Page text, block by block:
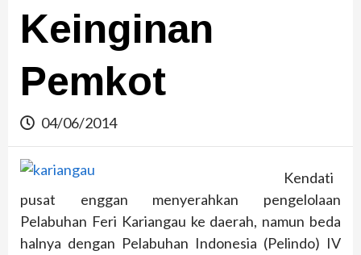
Keinginan
Pemkot
04/06/2014
Kendati
pusat enggan menyerahkan pengelolaan
Pelabuhan Feri Kariangau ke daerah, namun beda
halnya dengan Pelabuhan Indonesia (Pelindo) IV